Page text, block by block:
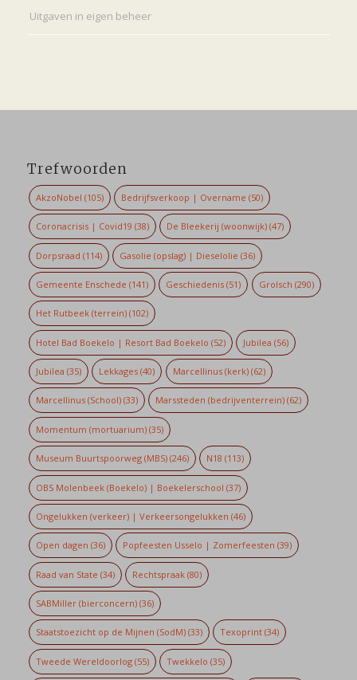
Uitgaven in eigen beheer
Trefwoorden
AkzoNobel (105) Bedrijfsverkoop | Overname (50)
Coronacrisis | Covid19 (38) De Bleekerij (woonwijk) (47)
Dorpsraad (114) Gasolie (opslag) | Dieselolie (36)
Gemeente Enschede (141) Geschiedenis (51) Grolsch (290)
Het Rutbeek (terrein)(102)
Hotel Bad Boekelo | Resort Bad Boekelo (52) Jubilea (56)
Jubilea (35) Lekkages (40) Marcellinus (kerk)(62)
Marcellinus (School)(33) Marssteden (bedrijventerrein) (62)
Momentum (mortuarium)(35)
Museum Buurtspoorweg (MBS)(246) N18 (113)
OBS Molenbeek (Boekelo) | Boekelerschool (37)
Ongelukken (verkeer) | Verkeersongelukken (46)
Open dagen (36) Popfeesten Usselo | Zomerfeesten (39)
Raad van State (34) Rechtspraak (80)
SABMiller (bierconcern)(36)
Staatstoezicht op de Mijnen (SodM)(33) Texoprint (34)
Tweede Wereldoorlog(55) Twekkelo (35)